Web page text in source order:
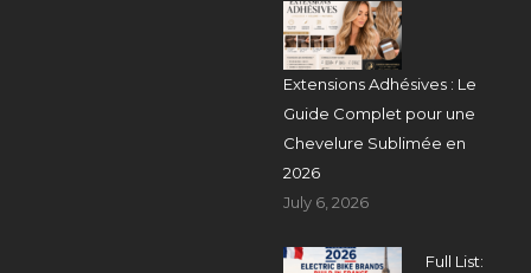
Extensions Adhésives : Le
Guide Complet pour une
Chevelure Sublimée en
2026
July 6, 2026
Full List: